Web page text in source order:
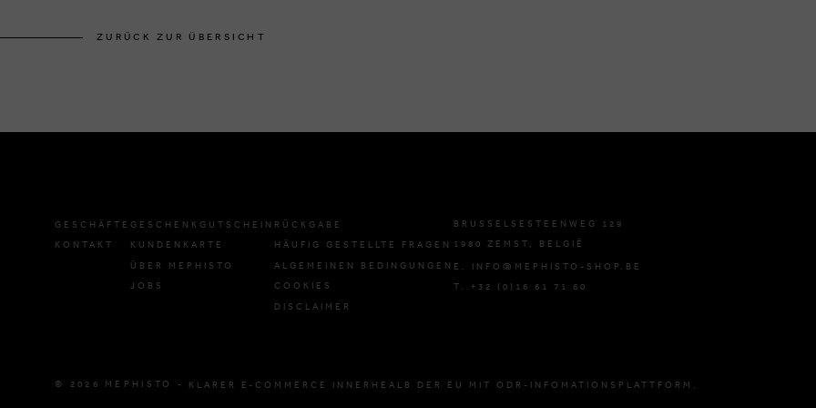
ZURÜCK ZUR ÜBERSICHT
GESCHÄFTE
KONTAKT
GESCHENKGUTSCHEIN
KUNDENKARTE
ÜBER MEPHISTO
JOBS
RÜCKGABE
HÄUFIG GESTELLTE FRAGEN
ALGEMEINEN BEDINGUNGEN
COOKIES
DISCLAIMER
BRUSSELSESTEENWEG 129
1980 ZEMST, BELGIË
E. INFO@MEPHISTO-SHOP.BE
T. +32 (0)16 61 71 60
© 2026 MEPHISTO - KLARER E-COMMERCE INNERHEALB DER EU MIT ODR-INFOMATIONSPLATTFORM.